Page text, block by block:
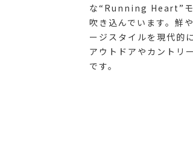
な“Running Heart”モ
吹き込んでいます。鮮
ージスタイルを現代的
アウトドアやカントリ
です。